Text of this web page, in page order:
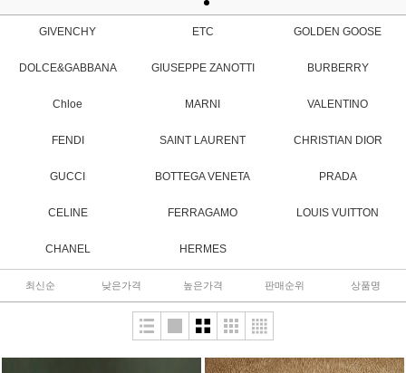
GIVENCHY ETC GOLDEN GOOSE
DOLCE&GABBANA GIUSEPPE ZANOTTI BURBERRY
Chloe MARNI VALENTINO
FENDI SAINT LAURENT CHRISTIAN DIOR
GUCCI BOTTEGA VENETA PRADA
CELINE FERRAGAMO LOUIS VUITTON
CHANEL HERMES
최신순 낮은가격 높은가격 판매순위 상품명